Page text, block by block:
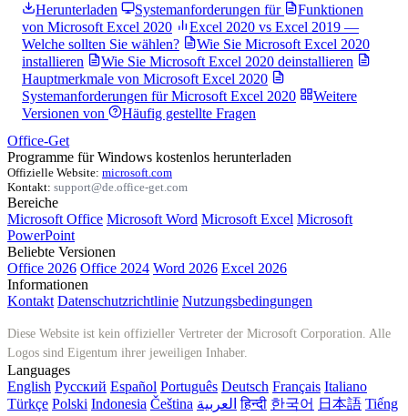
Herunterladen Systemanforderungen für
Funktionen
von Microsoft Excel 2020
Excel 2020 vs Excel 2019 —
Welche sollten Sie wählen?
Wie Sie Microsoft Excel 2020
installieren
Wie Sie Microsoft Excel 2020 deinstallieren
Hauptmerkmale von Microsoft Excel 2020
Systemanforderungen für Microsoft Excel 2020
Weitere
Versionen von
Häufig gestellte Fragen
Office-Get
Programme für Windows kostenlos herunterladen
Offizielle Website: microsoft.com
Kontakt: support@de.office-get.com
Bereiche
Microsoft Office Microsoft Word Microsoft Excel Microsoft
PowerPoint
Beliebte Versionen
Office 2026 Office 2024 Word 2026 Excel 2026
Informationen
Kontakt Datenschutzrichtlinie Nutzungsbedingungen
Diese Website ist kein offizieller Vertreter der Microsoft Corporation. Alle
Logos sind Eigentum ihrer jeweiligen Inhaber.
Languages
English Русский Español Português Deutsch Français Italiano
Türkçe Polski Indonesia Čeština العربية हिन्दी 한국어 日本語 Tiếng